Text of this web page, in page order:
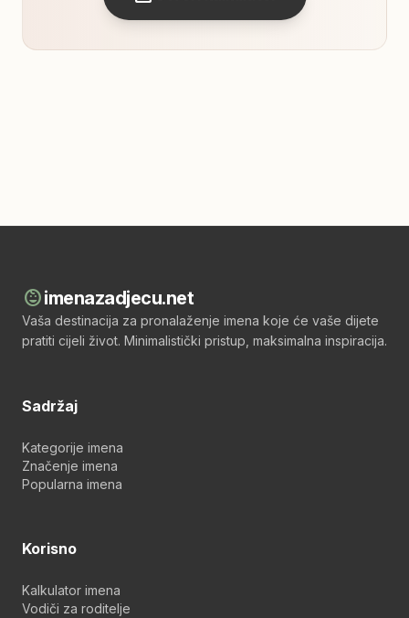
child_careimenazadjecu.net
Vaša destinacija za pronalaženje imena koje će vaše dijete
pratiti cijeli život. Minimalistički pristup, maksimalna inspiracija.
Sadržaj
Kategorije imena
Značenje imena
Popularna imena
Korisno
Kalkulator imena
Vodiči za roditelje